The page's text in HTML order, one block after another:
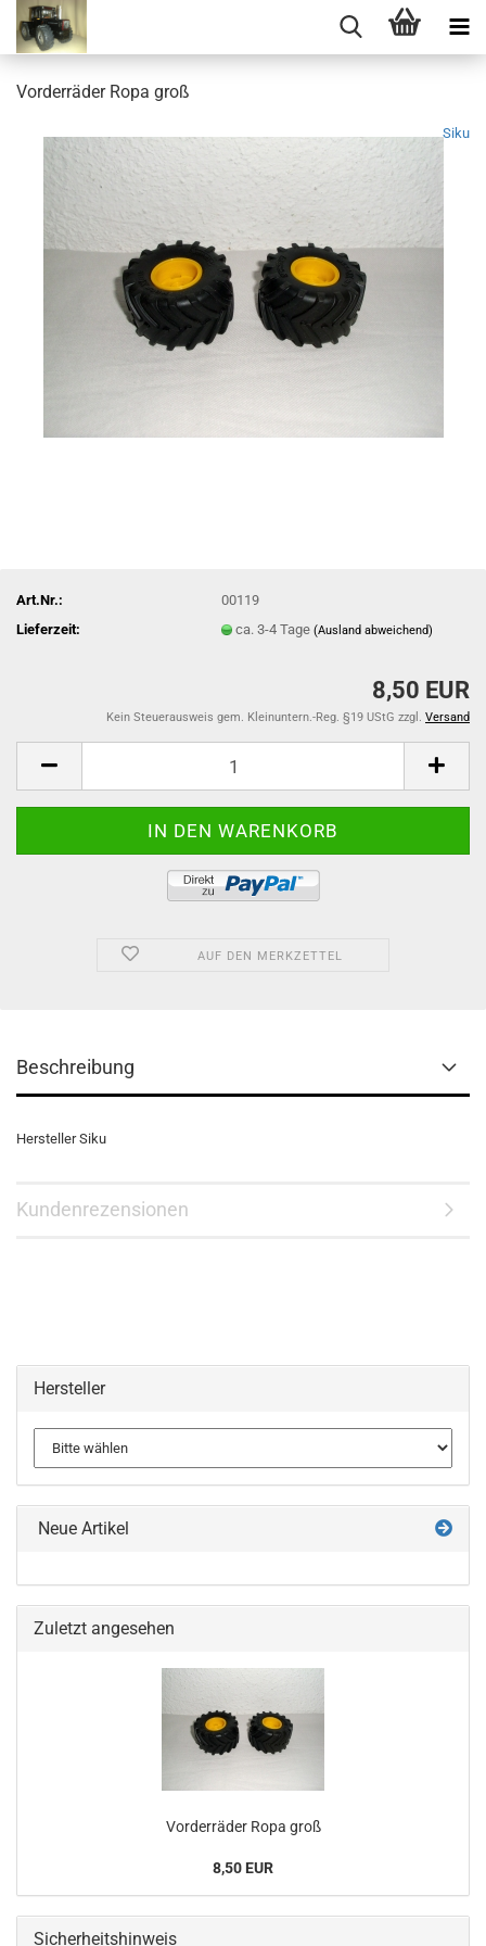
Vorderräder Ropa groß
Siku
Art.Nr.:
00119
Lieferzeit:
ca. 3-4 Tage(Ausland abweichend)
8,50 EUR
Kein Steuerausweis gem. Kleinuntern.-Reg. §19 UStG zzgl. Versand
AUF DEN MERKZETTEL
Beschreibung
Hersteller Siku
Kundenrezensionen
Hersteller
Neue Artikel
Zuletzt angesehen
Vorderräder Ropa groß
8,50 EUR
Sicherheitshinweis